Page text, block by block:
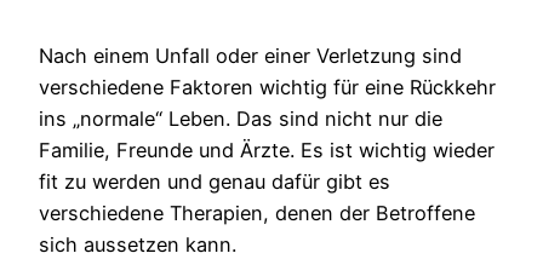
Nach einem Unfall oder einer Verletzung sind
verschiedene Faktoren wichtig für eine Rückkehr
ins „normale“ Leben. Das sind nicht nur die
Familie, Freunde und Ärzte. Es ist wichtig wieder
fit zu werden und genau dafür gibt es
verschiedene Therapien, denen der Betroffene
sich aussetzen kann.